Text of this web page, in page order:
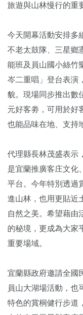
旅遊與山林慢行的重
今天開幕活動安排多
不老太鼓隊、三星鄉
能班及員山國小絲竹
岑二重唱」登台表演
貌。現場同步推出數
元好客劵，可用於好
也能品味在地、支持
代理縣長林茂盛表示
是宜蘭推廣客庄文化
平台。今年特別透過
進山林，也用更貼近
自然之美。希望藉由
的秘境，更成為大家
重要場域。
宜蘭縣政府邀請全國
員山大湖場活動，也
特色的賞桐健行步道